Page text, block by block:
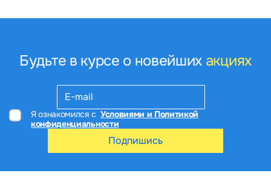
Будьте в курсе о новейших акциях
Я ознакомился с Условиями и Политикой
конфиденциальности
Подпишись